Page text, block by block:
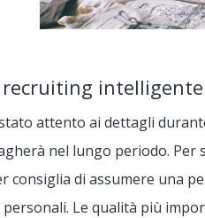
recruiting intelligente
attento ai dettagli
nel lungo periodo. Per
consiglia di assumere una
Le qualità più